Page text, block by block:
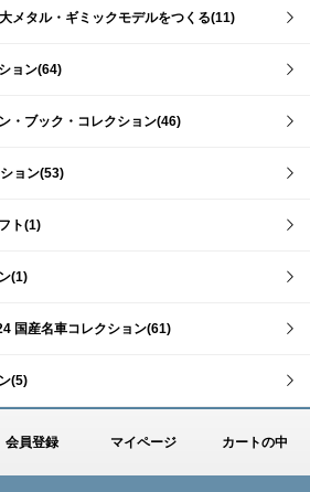
メタル・ギミックモデルをつくる(11)
ョン(64)
・ブック・コレクション(46)
ョン(53)
ト(1)
(1)
国産名車コレクション(61)
(5)
会員登録 マイページ カートの中